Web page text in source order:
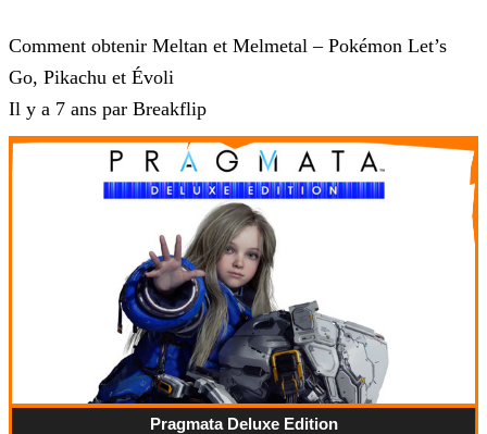
Comment obtenir Meltan et Melmetal – Pokémon Let’s
Go, Pikachu et Évoli
Il y a 7 ans par Breakflip
Pragmata Deluxe Edition